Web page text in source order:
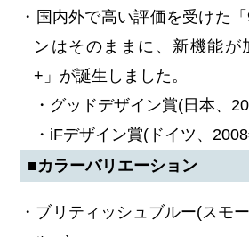
・国内外で高い評価を受けた
ンはそのままに、新機能が
+」が誕生しました。
・グッドデザイン賞(日本、
・iFデザイン賞(ドイツ、
■カラーバリエーション
・ブリティッシュブルー(スモ